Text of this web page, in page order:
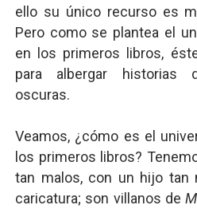
ello su único recurso es
Pero como se plantea el
en los primeros libros,
para albergar historias
oscuras.
Veamos, ¿cómo es el
los primeros libros?
tan malos, con un hijo tan
caricatura; son villanos de